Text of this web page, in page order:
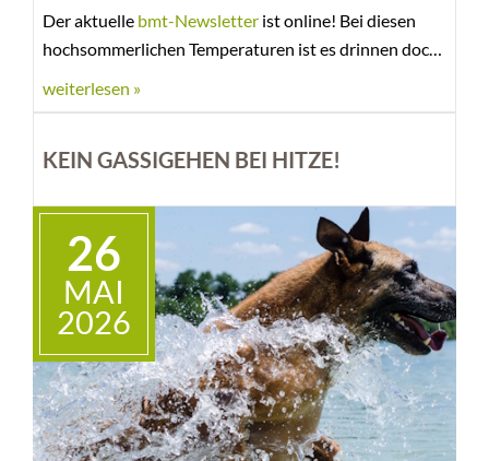
Der aktuelle bmt-Newsletter ist online! Bei diesen
hochsommerlichen Temperaturen ist es drinnen doch
weiterlesen »
KEIN GASSIGEHEN BEI HITZE!
26
MAI
2026